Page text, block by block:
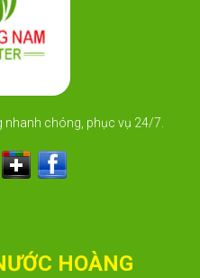
chóng, phục vụ 24/7.
HOÀNG